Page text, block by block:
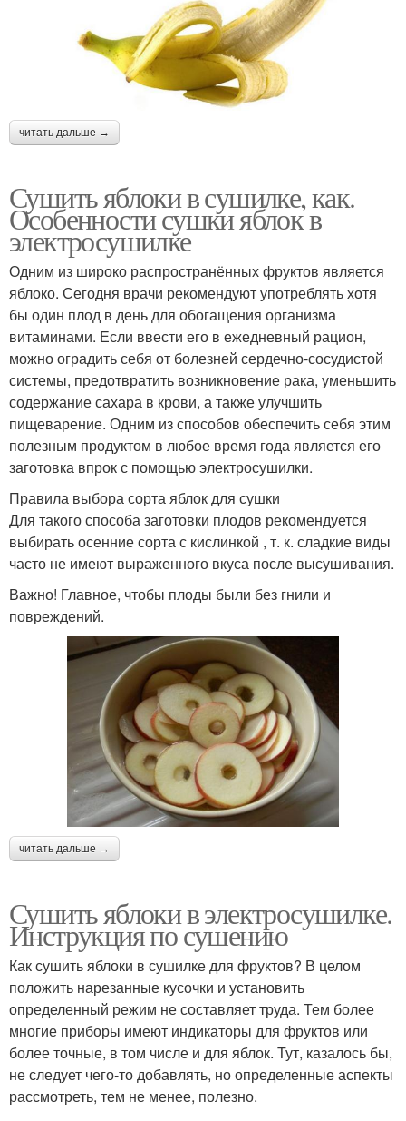
читать дальше →
Сушить яблоки в сушилке, как.
Особенности сушки яблок в
электросушилке
Одним из широко распространённых фруктов является
яблоко. Сегодня врачи рекомендуют употреблять хотя
бы один плод в день для обогащения организма
витаминами. Если ввести его в ежедневный рацион,
можно оградить себя от болезней сердечно-сосудистой
системы, предотвратить возникновение рака, уменьшить
содержание сахара в крови, а также улучшить
пищеварение. Одним из способов обеспечить себя этим
полезным продуктом в любое время года является его
заготовка впрок с помощью электросушилки.
Правила выбора сорта яблок для сушки
Для такого способа заготовки плодов рекомендуется
выбирать осенние сорта с кислинкой , т. к. сладкие виды
часто не имеют выраженного вкуса после высушивания.
Важно! Главное, чтобы плоды были без гнили и
повреждений.
читать дальше →
Сушить яблоки в электросушилке.
Инструкция по сушению
Как сушить яблоки в сушилке для фруктов? В целом
положить нарезанные кусочки и установить
определенный режим не составляет труда. Тем более
многие приборы имеют индикаторы для фруктов или
более точные, в том числе и для яблок. Тут, казалось бы,
не следует чего-то добавлять, но определенные аспекты
рассмотреть, тем не менее, полезно.